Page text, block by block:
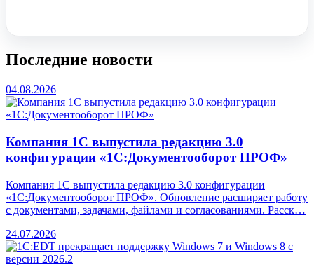
Последние новости
04.08.2026
Компания 1С выпустила редакцию 3.0
конфигурации «1С:Документооборот ПРОФ»
Компания 1С выпустила редакцию 3.0 конфигурации
«1С:Документооборот ПРОФ». Обновление расширяет работу
с документами, задачами, файлами и согласованиями. Расск…
24.07.2026